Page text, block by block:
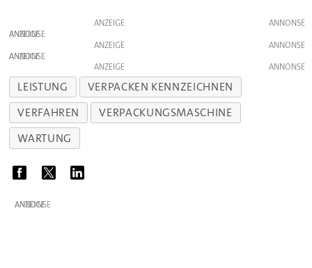
ANZEIGE
ANZEIGE
ANZEIGE
ANZEIGE
ANZEIGE
LEISTUNG
VERPACKEN KENNZEICHNEN
VERFAHREN
VERPACKUNGSMASCHINE
WARTUNG
ANZEIGE